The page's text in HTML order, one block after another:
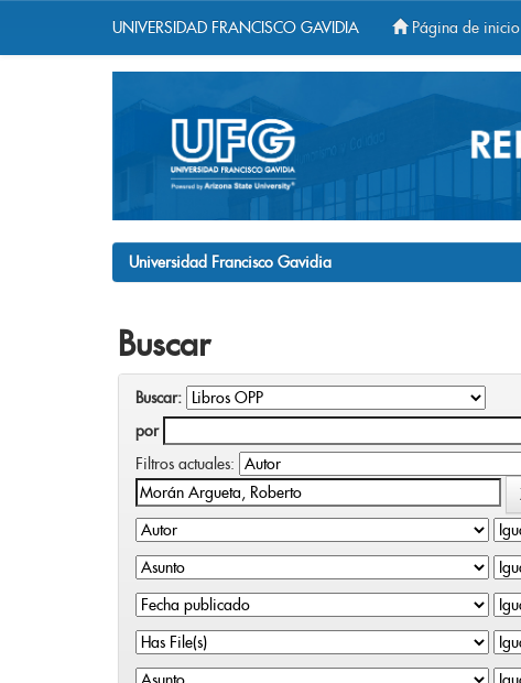
UNIVERSIDAD FRANCISCO GAVIDIA Página de inicio
Universidad Francisco Gavidia
Buscar
Buscar:
por
Filtros actuales: